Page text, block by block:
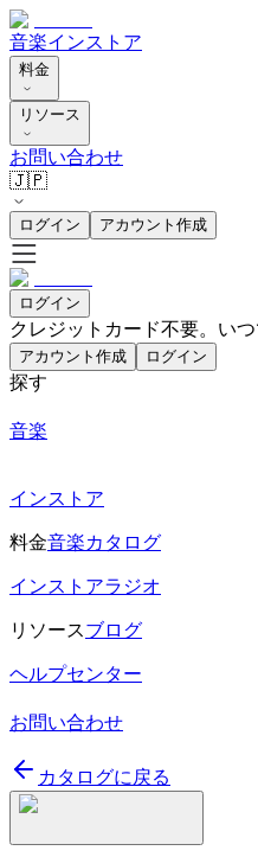
音楽インストア
料金
リソース
お問い合わせ
🇯🇵
ログイン アカウント作成
ログイン
クレジットカード不要。いつ
アカウント作成 ログイン
探す
音楽
インストア
料金音楽カタログ
インストアラジオ
リソースブログ
ヘルプセンター
お問い合わせ
カタログに戻る